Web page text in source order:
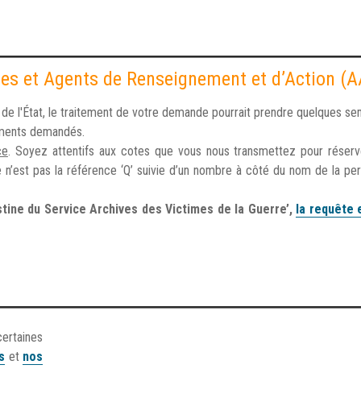
et Agents de Renseignement et d’Action
l'État, le traitement de votre demande pourrait prendre quelques
demandés.
. Soyez attentifs aux cotes que vous nous transmettez pour
pas la référence ‘Q’ suivie d’un nombre à côté du nom de la
du Service Archives des Victimes de la Guerre’, la requête
et nos